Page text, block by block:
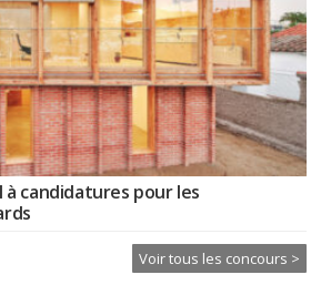
à candidatures pour les
Voir tous les concours >